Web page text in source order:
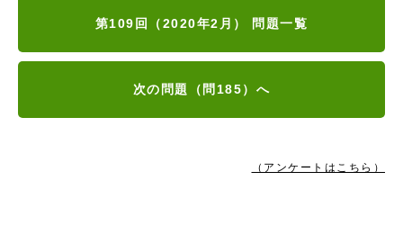
第109回（2020年2月） 問題一覧
次の問題（問185）へ
（アンケートはこちら）